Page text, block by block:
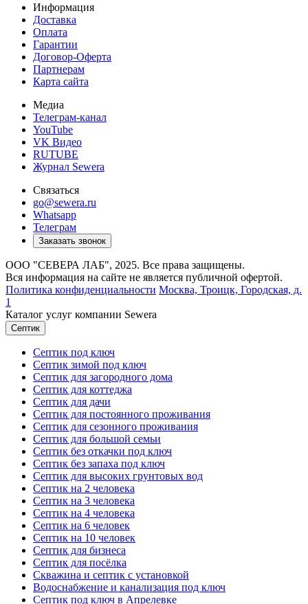
Информация
Доставка
Оплата
Гарантии
Договор-Оферта
Партнерам
Карта сайта
Медиа
Телеграм-канал
YouTube
VK Видео
RUTUBE
Журнал Sewera
Связаться
go@sewera.ru
Whatsapp
Телеграм
Заказать звонок
ООО "СЕВЕРА ЛАБ", 2025. Все права защищены.
Вся информация на сайте не является публичной офертой.
Политика конфиденциальности Москва, Троицк, Городская, д.
1
Каталог услуг компании Sewera
Септик
Септик под ключ
Септик зимой под ключ
Септик для загородного дома
Септик для коттеджа
Септик для дачи
Септик для постоянного проживания
Септик для сезонного проживания
Септик для большой семьи
Септик без откачки под ключ
Септик без запаха под ключ
Септик для высоких грунтовых вод
Септик на 2 человека
Септик на 3 человека
Септик на 4 человека
Септик на 6 человек
Септик на 10 человек
Септик для бизнеса
Септик для посёлка
Скважина и септик с установкой
Водоснабжение и канализация под ключ
Септик под ключ в Апрелевке